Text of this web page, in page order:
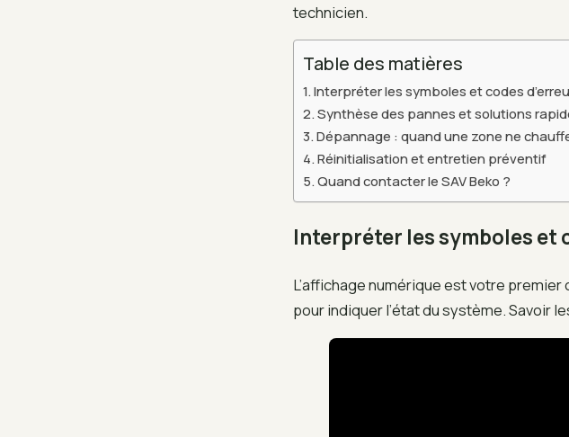
technicien.
Table des matières
Interpréter les symboles et codes
Synthèse des pannes et solutions
Dépannage : quand une zone ne
Réinitialisation et entretien préventif
Quand contacter le SAV Beko ?
Interpréter les symboles et
L’affichage numérique est votre
pour indiquer l’état du système. Savoir